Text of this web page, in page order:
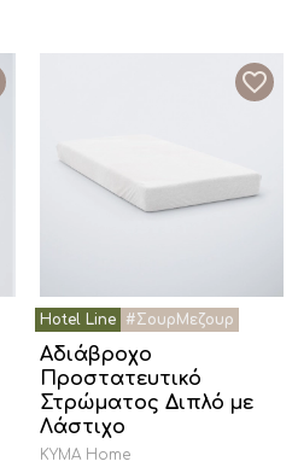
Αδιάβροχο
Προστατευτικό
Στρώματος Διπλό με
Λάστιχο
KYMA Home